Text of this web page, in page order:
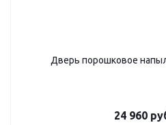
Дверь порошковое
24 960